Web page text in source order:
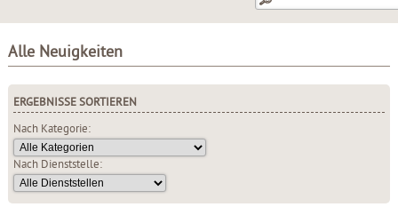
Alle Neuigkeiten
ERGEBNISSE SORTIEREN
Nach Kategorie:
Nach Dienststelle: